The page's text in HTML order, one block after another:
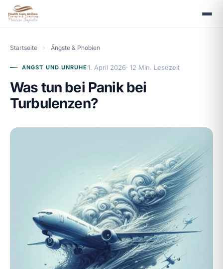
Startseite › Ängste & Phobien
ANGST UND UNRUHE 1. April 2026· 12 Min. Lesezeit
Was tun bei Panik bei
Turbulenzen?